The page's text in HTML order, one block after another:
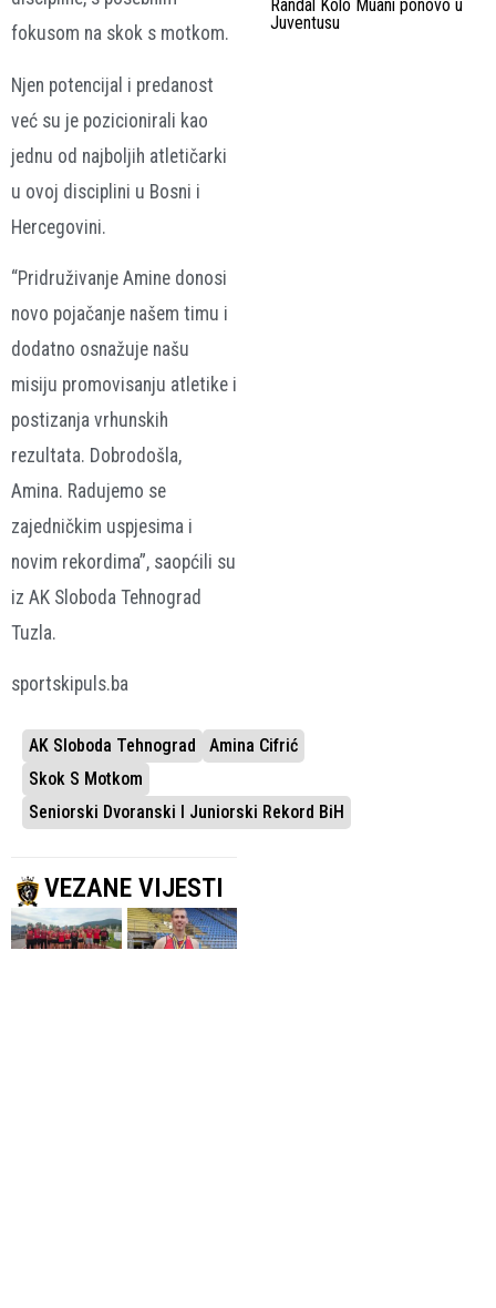
fokusom na skok s motkom.
Njen potencijal i predanost
već su je pozicionirali kao
jednu od najboljih atletičarki
u ovoj disciplini u Bosni i
Hercegovini.
“Pridruživanje Amine donosi
novo pojačanje našem timu i
dodatno osnažuje našu
misiju promovisanju atletike i
postizanja vrhunskih
rezultata. Dobrodošla,
Amina. Radujemo se
zajedničkim uspjesima i
novim rekordima”, saopćili su
iz AK Sloboda Tehnograd
Tuzla.
sportskipuls.ba
AK Sloboda Tehnograd
Amina Cifrić
Skok S Motkom
Seniorski Dvoranski I Juniorski Rekord BiH
VEZANE VIJESTI
Randal Kolo Muani ponovo u
Juventusu